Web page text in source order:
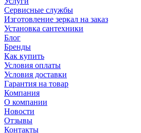
Сервисные службы
Изготовление зеркал на заказ
Установка сантехники
Блог
Бренды
Как купить
Условия оплаты
Условия доставки
Гарантия на товар
Компания
О компании
Новости
Отзывы
Контакты